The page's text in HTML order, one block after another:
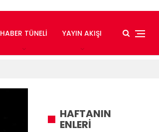
HABER TÜNELI YAYIN AKIŞI
HAFTANIN
ENLERİ